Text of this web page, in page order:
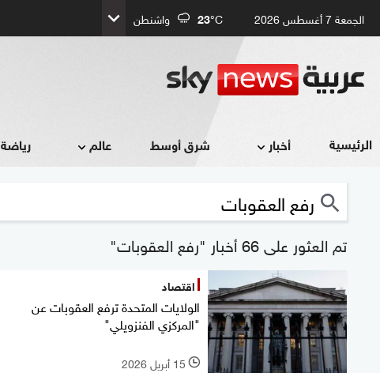
الجمعة 7 أغسطس 2026 23°C واشنطن
الرئيسية أخبار شرق أوسط عالم رياضة
تم العثور على 66 أخبار "رفع العقوبات"
اقتصاد
الولايات المتحدة ترفع العقوبات عن
"المركزي الفنزويلي"
l 15 أبريل 2026